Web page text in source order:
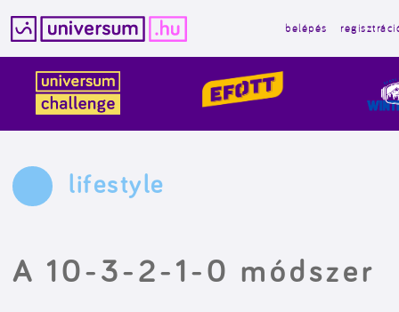
tartalomba
belépés
lifestyle
A 10-3-2-1-0 módszer